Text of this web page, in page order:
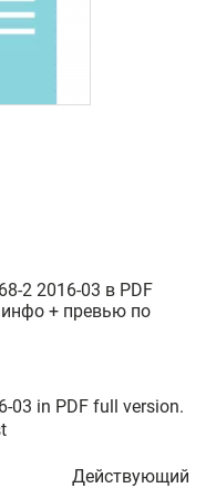
2 2016-03 в PDF
+ превью по
03 in PDF full version.
Действующий